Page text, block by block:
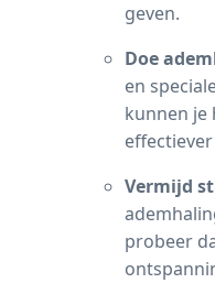
geven.
Doe
en
kunnen je
Vermijd
probeer